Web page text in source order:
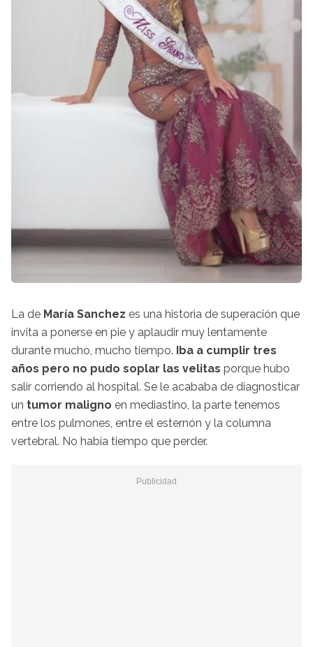
La de María Sanchez es una historia de superación que
invita a ponerse en pie y aplaudir muy lentamente
durante mucho, mucho tiempo. Iba a cumplir tres
años pero no pudo soplar las velitas porque hubo
salir corriendo al hospital. Se le acababa de diagnosticar
un tumor maligno en mediastino, la parte tenemos
entre los pulmones, entre el esternón y la columna
vertebral. No había tiempo que perder.